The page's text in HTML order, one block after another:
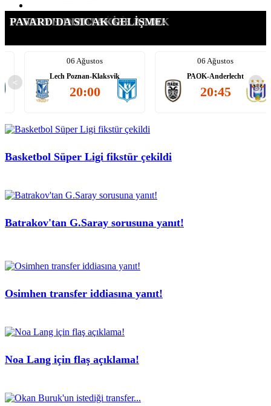
LEAO ALEV ALEV!!!!
HAYALİMİZ ÇOK BÜYÜK!
CAN'DA SICAK SAATLER
TRANSFERDE PÜRÜZ VAR!
6 SEZON SONRA BİR İLK!
ICARDI SONRASI RET!
FASLI YILDIZI TAKİBE ALDIK
PAVARD'DA SICAK GELİŞME!
<
06 Ağustos
Lech Poznan-Klaksvik
20:00
06 Ağustos
PAOK-Anderlecht
20:45
>
Basketbol Süper Ligi fikstür çekildi
Batrakov'tan G.Saray sorusuna yanıt!
Osimhen transfer iddiasına yanıt!
Noa Lang için flaş açıklama!